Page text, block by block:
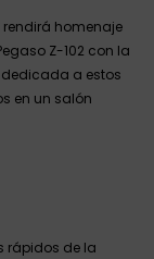
rendirá homenaje
Z-102 con la
a estos
en un salón
rápidos de la